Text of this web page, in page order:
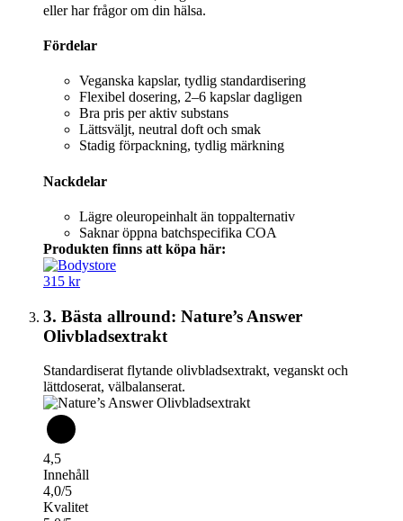
eller har frågor om din hälsa.
Fördelar
Veganska kapslar, tydlig standardisering
Flexibel dosering, 2–6 kapslar dagligen
Bra pris per aktiv substans
Lättsväljt, neutral doft och smak
Stadig förpackning, tydlig märkning
Nackdelar
Lägre oleuropeinhalt än toppalternativ
Saknar öppna batchspecifika COA
Produkten finns att köpa här:
315 kr
3. Bästa allround: Nature’s Answer
Olivbladsextrakt
Standardiserat flytande olivbladsextrakt, veganskt och
lättdoserat, välbalanserat.
4,5
Innehåll
4,0/5
Kvalitet